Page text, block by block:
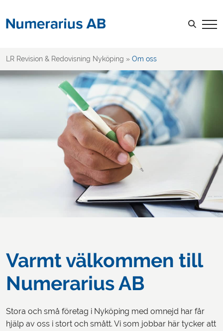
LOGGA IN
Sök efter:
LR Revision & Redovisning Nyköping » Om oss
Varmt välkommen till
Numerarius AB
Stora och små företag i Nyköping med omnejd har får
hjälp av oss i stort och smått. Vi som jobbar här tycker att